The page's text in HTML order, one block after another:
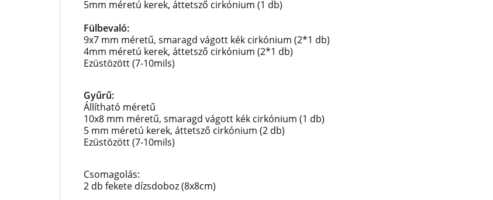
5mm méretú kerek, áttetsző cirkónium (1 db)
Fülbevaló:
9x7 mm méretű, smaragd vágott kék cirkónium (2*1 db)
4mm méretú kerek, áttetsző cirkónium (2*1 db)
Ezüstözött (7-10mils)
Gyűrű:
Állítható méretű
10x8 mm méretű, smaragd vágott kék cirkónium (1 db)
5 mm méretú kerek, áttetsző cirkónium (2 db)
Ezüstözött (7-10mils)
Csomagolás:
2 db fekete dízsdoboz (8x8cm)